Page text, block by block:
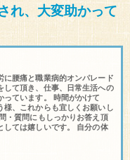
れ、大変助かって
に腰痛と職業病的オンパレード
して頂き、仕事、日常生活への
っています。 時間がかけて
様、これからも宜しくお願いし
・質問にもしっかりお答え頂
しては嬉しいです。 自分の体